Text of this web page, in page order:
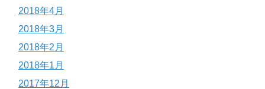
2018年4月
2018年3月
2018年2月
2018年1月
2017年12月